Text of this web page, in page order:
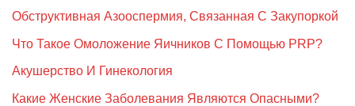
Обструктивная Азооспермия, Связанная С Закупоркой
Что Такое Омоложение Яичников С Помощью PRP?
Акушерство И Гинекология
Какие Женские Заболевания Являются Опасными?